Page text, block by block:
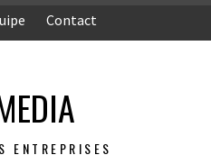
Contact
ENTREPRISES